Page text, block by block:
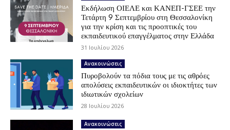
Εκδήλωση ΟΙΕΛΕ και ΚΑΝΕΠ-ΓΣΕΕ την
Τετάρτη 9 Σεπτεμβρίου στη Θεσσαλονίκη
για την κρίση και τις προοπτικές του
εκπαιδευτικού επαγγέλματος στην Ελλάδα
31 Ιουλίου 2026
Ανακοινώσεις
Πυροβολούν τα πόδια τους με τις αθρόες
απολύσεις εκπαιδευτικών οι ιδιοκτήτες των
ιδιωτικών σχολείων
28 Ιουλίου 2026
Ανακοινώσεις